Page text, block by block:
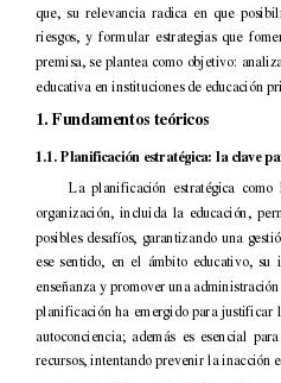
que, su relevancia radica en que
riesgos, y formular estrategias que fom
premisa, se plantea como objetivo:
educativa en instituciones de educación
1. Fundamentos teóricos
1.1. Planificación estratégica: la clave
La planificación estratégica como
organización, incluida la educación, pe
posibles desafíos, garantizando una g
ese sentido, en el ámbito educativo, su
enseñanza y promover una
planificación ha emergido para justificar
autoconciencia; además es esencial para
recursos, intentando prevenir la inacción